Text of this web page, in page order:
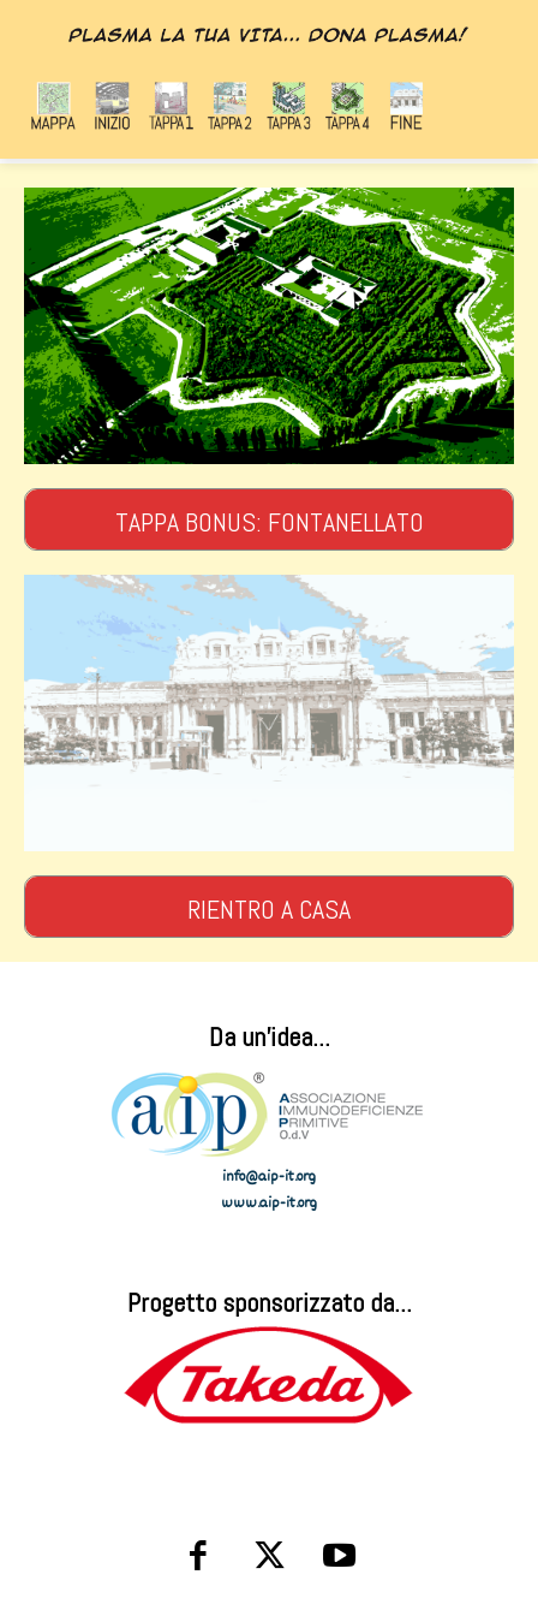
TAPPA BONUS: FONTANELLATO
RIENTRO A CASA
Da un'idea...
info@aip-it.org
www.aip-it.org
Progetto sponsorizzato da...